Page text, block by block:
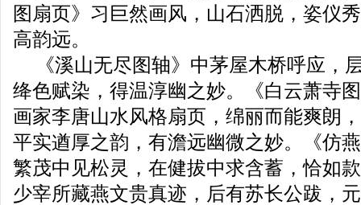
图扇页》习巨然画风，山石洒脱，姿仪
高韵远。
《溪山无尽图轴》中茅屋木桥呼应，
绛色赋染，得温淳幽之妙。《白云萧寺
画家李唐山水风格扇页，绵丽而能爽朗
平实遒厚之韵，有澹远幽微之妙。《仿
繁茂中见松灵，在健拔中求含蓄，恰如
少宰所藏燕文贵真迹，后有苏长公跋，